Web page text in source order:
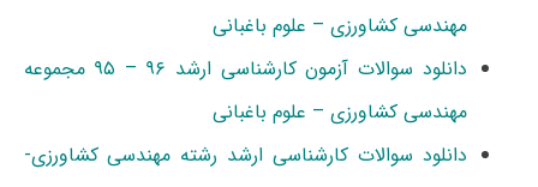
مهندسی کشاورزی – علوم باغبانی
دانلود سوالات آزمون کارشناسی ارشد ۹۶ – ۹۵ مجموعه
مهندسی کشاورزی – علوم باغبانی
دانلود سوالات کارشناسی ارشد رشته مهندسی کشاورزی-